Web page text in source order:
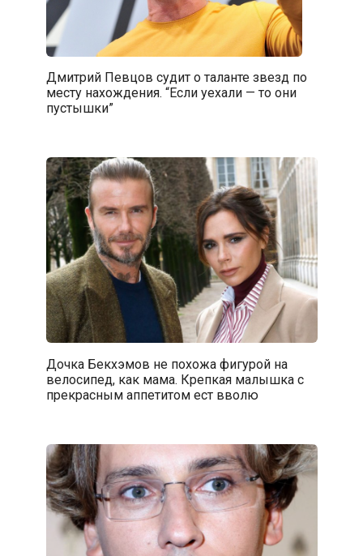
Дмитрий Певцов судит о таланте звезд по
месту нахождения. “Если уехали — то они
пустышки”
Дочка Бекхэмов не похожа фигурой на
велосипед, как мама. Крепкая малышка с
прекрасным аппетитом ест вволю